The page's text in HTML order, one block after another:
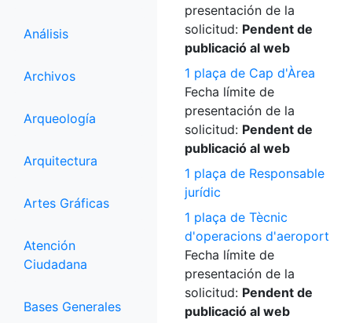
Análisis
Archivos
Arqueología
Arquitectura
Artes Gráficas
Atención
Ciudadana
Bases Generales
presentación de la
solicitud: Pendent de
publicació al web
1 plaça de Cap d'Àrea
Fecha límite de
presentación de la
solicitud: Pendent de
publicació al web
1 plaça de Responsable
jurídic
1 plaça de Tècnic
d'operacions d'aeroport
Fecha límite de
presentación de la
solicitud: Pendent de
publicació al web